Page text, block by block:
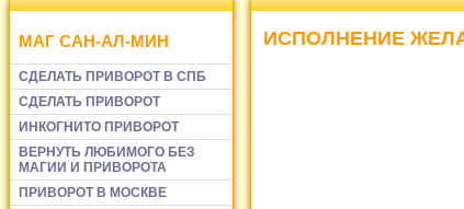
МАГ САН-АЛ-МИН
СДЕЛАТЬ ПРИВОРОТ В СПБ
СДЕЛАТЬ ПРИВОРОТ
ИНКОГНИТО ПРИВОРОТ
ВЕРНУТЬ ЛЮБИМОГО БЕЗ
МАГИИ И ПРИВОРОТА
ПРИВОРОТ В МОСКВЕ
ИСПОЛНЕНИЕ